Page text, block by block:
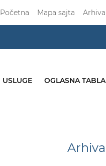
Početna Mapa sajta Arhiva
USLUGE OGLASNA TABLA
Arhiva